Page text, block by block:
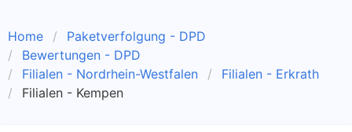
Home
Paketverfolgung - DPD
Bewertungen - DPD
Filialen - Nordrhein-Westfalen
Filialen - Erkrath
Filialen - Kempen